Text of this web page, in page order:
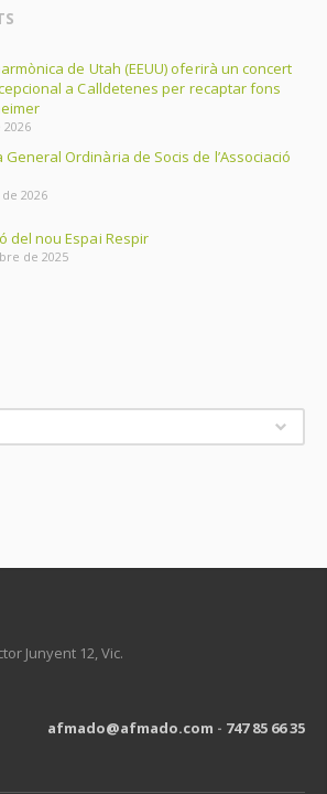
de Utah (EEUU) oferirà un concert
a Calldetenes per recaptar fons
Ordinària de Socis de l’Associació
2026
del nou Espai Respir
de 2025
Junyent 12, Vic.
afmado@afmado.com - 747 85 66 35